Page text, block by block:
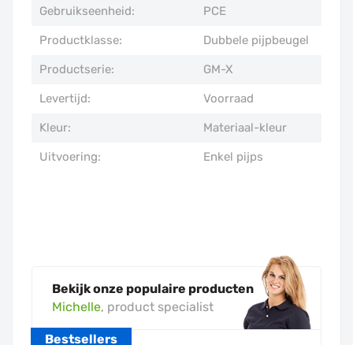
Gebruikseenheid: PCE
Productklasse: Dubbele pijpbeugel
Productserie: GM-X
Levertijd: Voorraad
Kleur: Materiaal-kleur
Uitvoering: Enkel pijps
Bekijk onze populaire producten
Michelle, product specialist
Bestsellers